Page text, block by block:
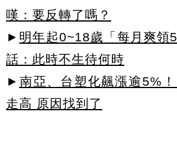
嘆：要反轉了嗎？
► 明年起0~18歲「每月爽領
話：此時不生待何時
► 南亞、台塑化飆漲逾5%
走高 原因找到了